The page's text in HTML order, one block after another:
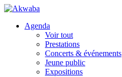
Agenda
Voir tout
Prestations
Concerts & événements
Jeune public
Expositions